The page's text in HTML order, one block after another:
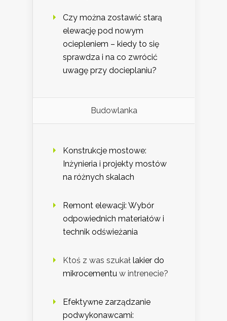
Czy można zostawić starą
elewację pod nowym
ociepleniem – kiedy to się
sprawdza i na co zwrócić
uwagę przy docieplaniu?
Budowlanka
Konstrukcje mostowe:
Inżynieria i projekty mostów
na różnych skalach
Remont elewacji: Wybór
odpowiednich materiałów i
technik odświeżania
Ktoś z was szukał lakier do
mikrocementu w intrenecie?
Efektywne zarządzanie
podwykonawcami: